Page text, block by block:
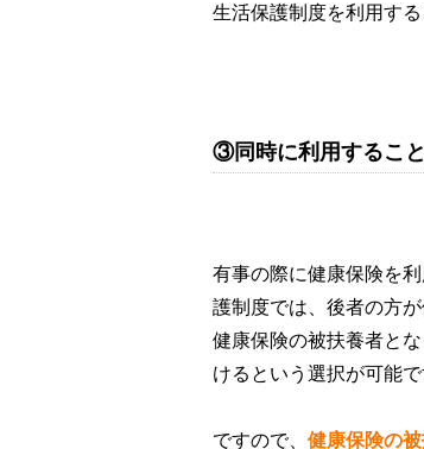
生活保護制度を利用す
③同時に利用するこ
有事の際に健康保険を
護制度では、後者の方
健康保険の被扶養者と
けるという選択が可能で
ですので、 健康保険の